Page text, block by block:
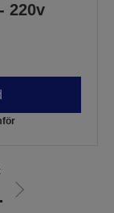
220v
Gå